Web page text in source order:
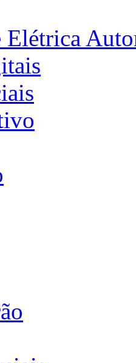
Elétrica